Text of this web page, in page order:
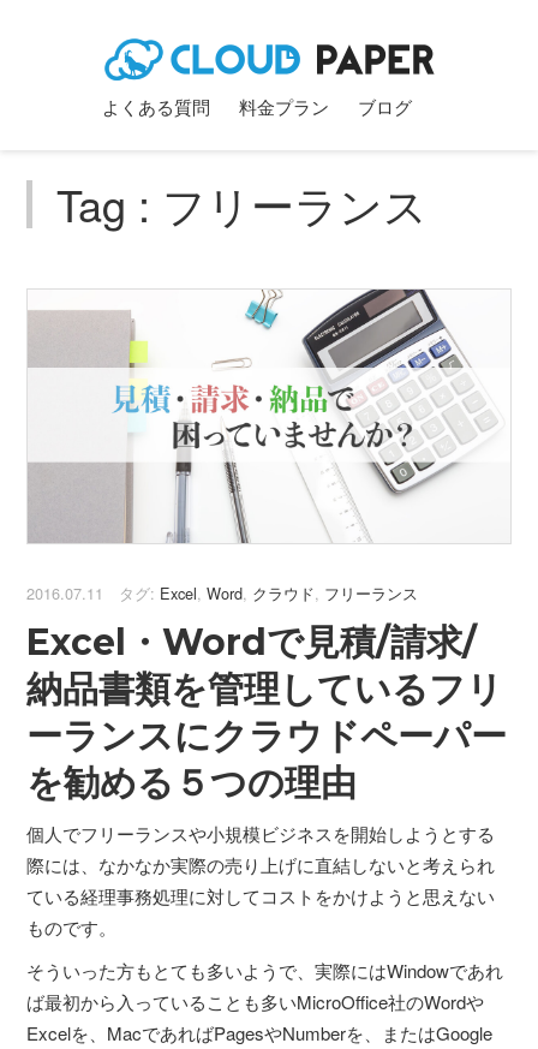
よくある質問 料金プラン ブログ
Tag : フリーランス
2016.07.11 タグ: Excel,Word, クラウド, フリーランス
Excel・Wordで見積/請求/
納品書類を管理しているフリ
ーランスにクラウドペーパー
を勧める５つの理由
個人でフリーランスや小規模ビジネスを開始しようとする
際には、なかなか実際の売り上げに直結しないと考えられ
ている経理事務処理に対してコストをかけようと思えない
ものです。
そういった方もとても多いようで、実際にはWindowであれ
ば最初から入っていることも多いMicroOffice社のWordや
Excelを、MacであればPagesやNumberを、またはGoogle